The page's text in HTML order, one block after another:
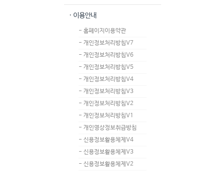
· 이용안내
- 홈페이지이용약관
- 개인정보처리방침V7
- 개인정보처리방침V6
- 개인정보처리방침V5
- 개인정보처리방침V4
- 개인정보처리방침V3
- 개인정보처리방침V2
- 개인정보처리방침V1
- 개인영상정보취급방침
- 신용정보활용체제V4
- 신용정보활용체제V3
- 신용정보활용체제V2